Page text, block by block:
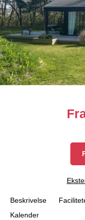
Beskrivelse
Kalender